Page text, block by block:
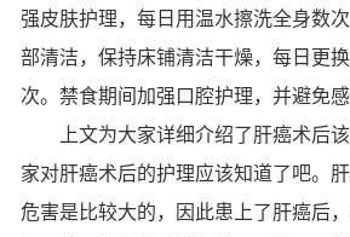
强皮肤护理，每日用温水擦洗全身数
部清洁，保持床铺清洁干燥，每日更
次。禁食期间加强口腔护理，并避免感
上文为大家详细介绍了肝癌术后该
家对肝癌术后的护理应该知道了吧。
危害是比较大的，因此患上了肝癌后